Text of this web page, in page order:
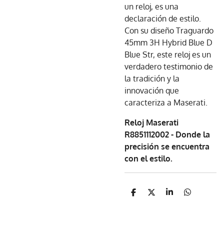
un reloj, es una
declaración de estilo.
Con su diseño Traguardo
45mm 3H Hybrid Blue D
Blue Str, este reloj es un
verdadero testimonio de
la tradición y la
innovación que
caracteriza a Maserati.
Reloj Maserati
R8851112002 - Donde la
precisión se encuentra
con el estilo.
C
C
C
C